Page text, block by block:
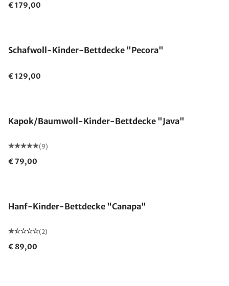
€ 179,00
Schafwoll-Kinder-Bettdecke "Pecora"
€ 129,00
Kapok/Baumwoll-Kinder-Bettdecke "Java"
(9)
€ 79,00
Hanf-Kinder-Bettdecke "Canapa"
(2)
€ 89,00